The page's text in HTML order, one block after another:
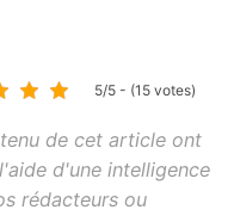
5/5 - (15 votes)